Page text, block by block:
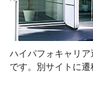
ハイパフォキャリ
です。別サイトに遷